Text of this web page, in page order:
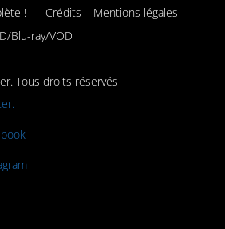
!
Crédits – Mentions légales
Blu-ray/VOD
Tous droits réservés